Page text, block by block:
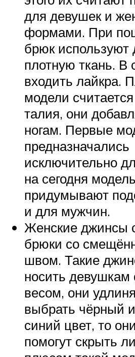
для девушек и
формами. При
брюк используют
плотную ткань. В
входить лайкра.
модели
талия, они
ногам. Первые
предназначались
исключительно
на сегодня
придумывают
и для мужчин.
Женские джинсы
брюки со
швом. Такие
носить
весом, они
выбрать чёрный
синий цвет, то
помогут скрыть